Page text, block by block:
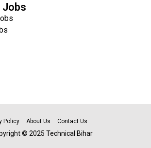
Jobs
Policy About Us Contact Us
© 2025 Technical Bihar